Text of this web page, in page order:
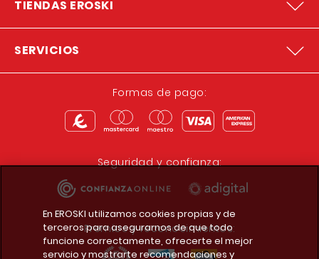
TIENDAS EROSKI
SERVICIOS
Formas de pago:
Seguridad y confianza:
Premios y reconocimientos:
En EROSKI utilizamos cookies propias y de
terceros para asegurarnos de que todo
funcione correctamente, ofrecerte el mejor
servicio y mostrarte recomendaciones y